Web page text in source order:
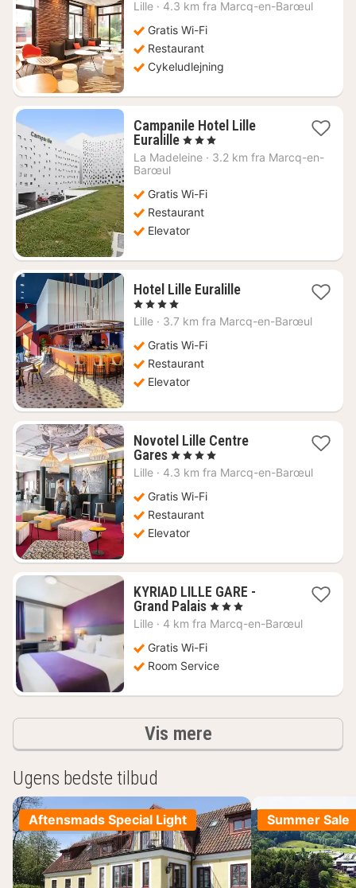
Lille · 4.3 km fra Marcq-en-Barœul
Gratis Wi-Fi
Restaurant
Cykeludlejning
Campanile Hotel Lille
Euralille1
nat
kr.
, 3 Stjerner
La Madeleine · 3.2 km fra Marcq-en-
Barœul
Gratis Wi-Fi
Restaurant
Elevator
Hotel Lille Euralille1
fra
636
, 4 Stjerner
Lille · 3.7 km fra Marcq-en-Barœul
Gratis Wi-Fi
Restaurant
Elevator
Novotel Lille Centre
Gares1
nat
519
kr.
, 4 Stjerner
Lille · 4.3 km fra Marcq-en-Barœul
Gratis Wi-Fi
Restaurant
Elevator
KYRIAD LILLE GARE -
Grand Palais1
nat
kr.
, 3 Stjerner
Lille · 4 km fra Marcq-en-Barœul
Gratis Wi-Fi
Room Service
Vis mereresultater
Ugens bedste tilbud
Aftensmads Special Light Summer Sale